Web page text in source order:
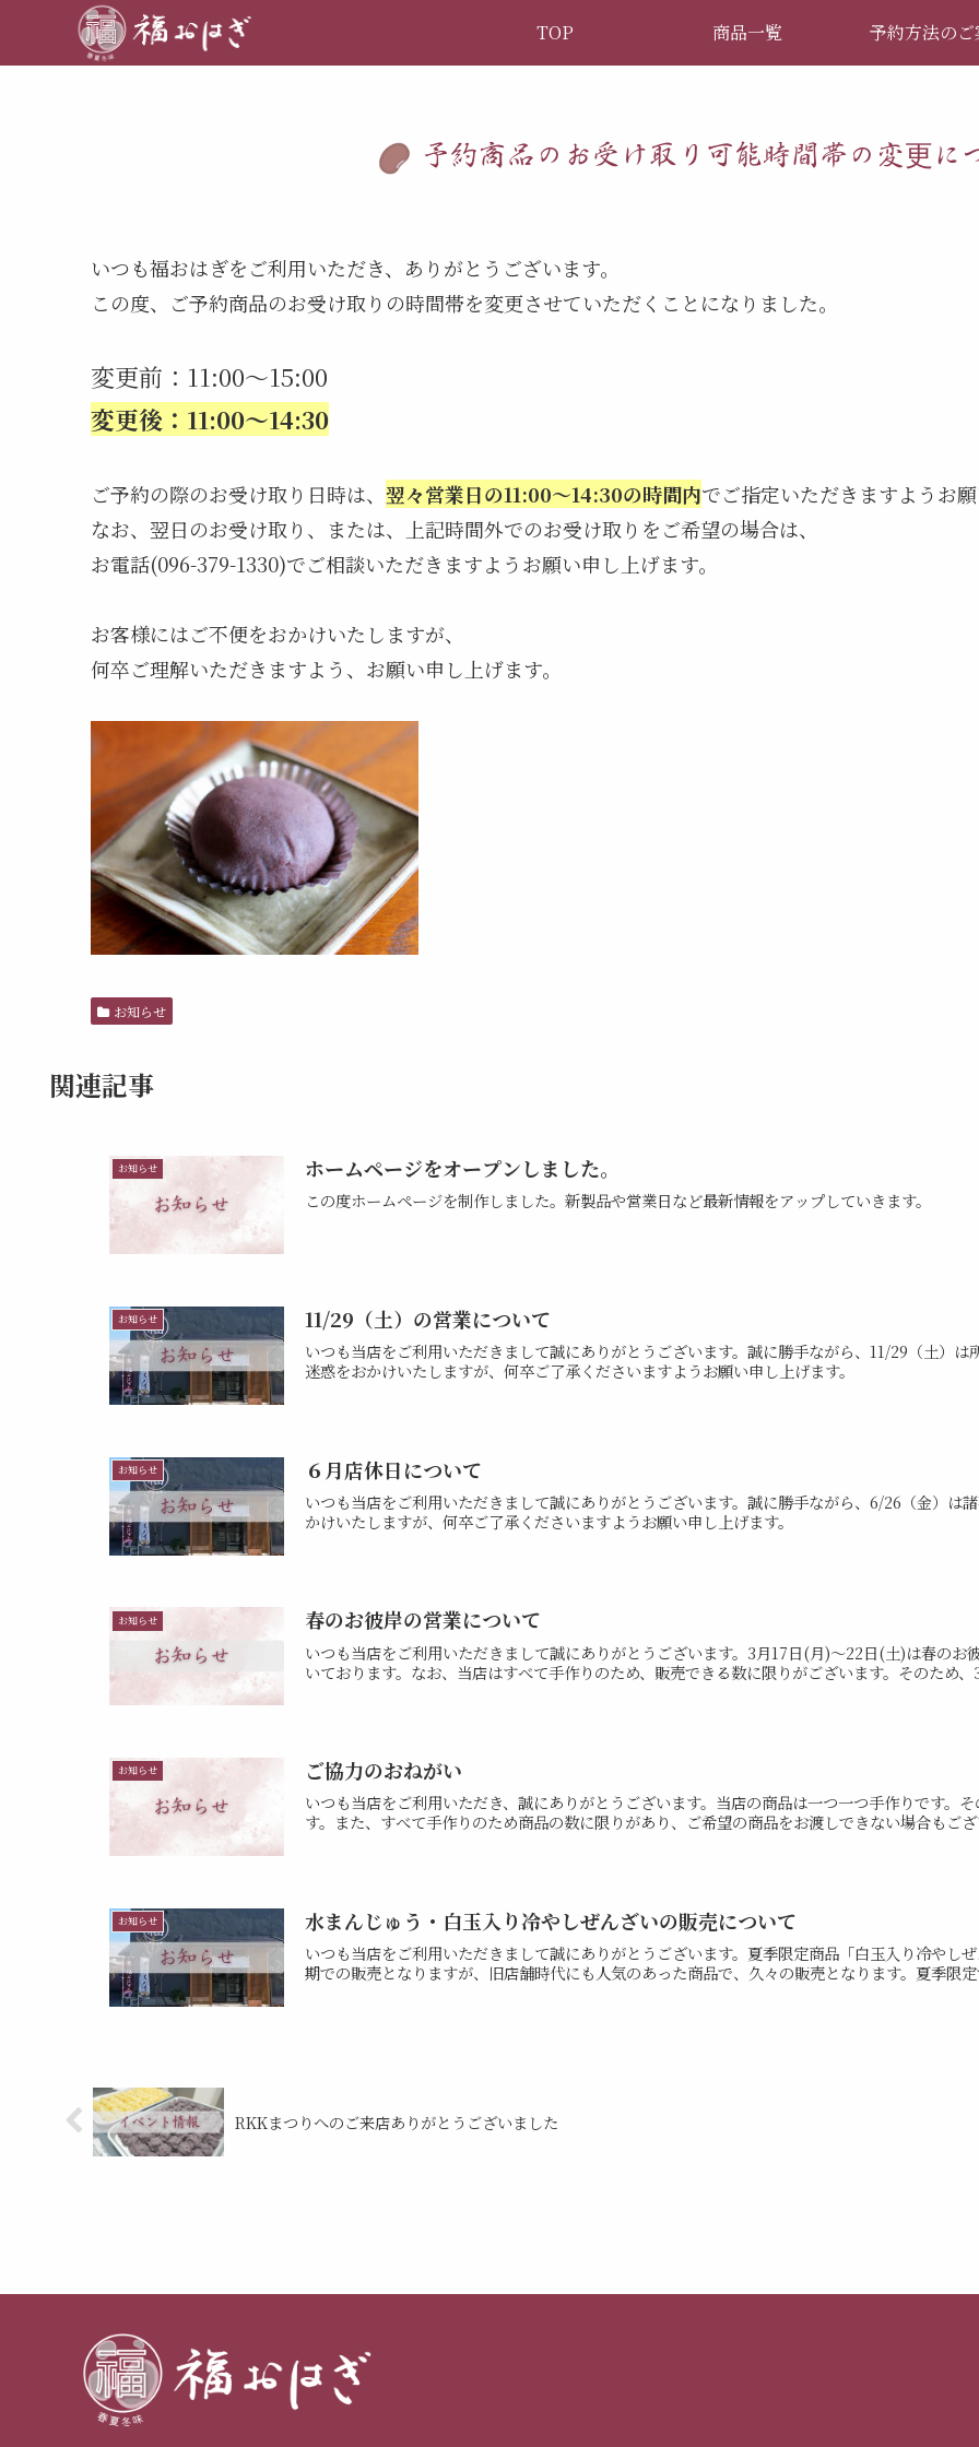
TOP 商品一覧 予約方法のご
予約商品のお受け取り可能時間帯の変更に
いつも福おはぎをご利用いただき、ありがとうございます。
この度、ご予約商品のお受け取りの時間帯を変更させていただくことになりました。
変更前：11:00～15:00
変更後：11:00～14:30
ご予約の際のお受け取り日時は、 翌々営業日の11:00～14:30の時間内でご指定いただきますようお願
なお、翌日のお受け取り、または、上記時間外でのお受け取りをご希望の場合は、
お電話(096-379-1330)でご相談いただきますようお願い申し上げます。
お客様にはご不便をおかけいたしますが、
何卒ご理解いただきますよう、お願い申し上げます。
お知らせ
関連記事
お知らせ ホームページをオープンしました。
この度ホームページを制作しました。新製品や営業日など最新情報をアップしていきます。
お知らせ 11/29（土）の営業について
いつも当店をご利用いただきまして誠にありがとうございます。誠に勝手ながら、11/29（土）
迷惑をおかけいたしますが、何卒ご了承くださいますようお願い申し上げます。
お知らせ ６月店休日について
いつも当店をご利用いただきまして誠にありがとうございます。誠に勝手ながら、6/26（金）は
かけいたしますが、何卒ご了承くださいますようお願い申し上げます。
お知らせ 春のお彼岸の営業について
いつも当店をご利用いただきまして誠にありがとうございます。3月17日(月)～22日(土)は春のお
いております。なお、当店はすべて手作りのため、販売できる数に限りがございます。そのため
お知らせ ご協力のおねがい
いつも当店をご利用いただき、誠にありがとうございます。当店の商品は一つ一つ手作りです。
す。また、すべて手作りのため商品の数に限りがあり、ご希望の商品をお渡しできない場合もご
お知らせ 水まんじゅう・白玉入り冷やしぜんざいの販売について
いつも当店をご利用いただきまして誠にありがとうございます。夏季限定商品「白玉入り冷やし
期での販売となりますが、旧店舗時代にも人気のあった商品で、久々の販売となります。夏季限
RKKまつりへのご来店ありがとうございました